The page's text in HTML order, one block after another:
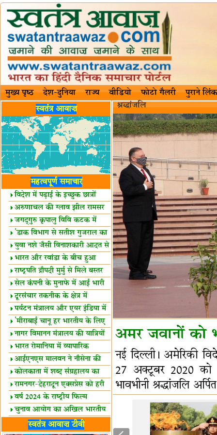
मुख्य पृष्ठ देश-दुनिया राज्य वीडियो फोटो गैलरी पुराने लिंक
स्वतंत्र आवाज़
महत्वपूर्ण समाचार
विदेश में पढ़ाई के इच्छुक छात्रों
केलिए खुशखबरी!
अरुणाचल की ग्लाव झील रामसर
स्थल घोषित
जगद्गुरु कृपालु विवि कटक में
शैक्षिक सत्र शुरू
'डाक विभाग से सतीश गुजराल का
रिश्ता गहरा'
युवा नशे जैसी विनाशकारी आदत से
दूर रहें-मोदी
भारत और रवांडा के बीच हुआ
व्यापार विस्तार
राष्ट्रपति द्रौपदी मुर्मु से मिले बस्तर
के प्रतिनिधि
सेल कंपनी के मुनाफे में आई भारी
उछाल!
दूरसंचार तकनीक के क्षेत्र में
उत्कृष्टता पुरस्कार
पर्यटन मंत्रालय और एयर इंडिया में
समझौता
'मीराबाई चानू हर भारतीय के लिए
प्रेरणा'
नागर विमानन मंत्रालय की यात्रियों
को सलाह
भारत रोमानिया में व्यापारिक
साझेदारियां
आईएनएस मालवन ने नौसेना की
ताकत बढ़ाई
कोलकाता में शब्द संग्रहालय का
उद्घाटन
रामनगर-देहरादून एक्सप्रेस को हरी
झंडीवर्ष 2024 के राष्ट्रीय फिल्म
पुरस्कारों की घोषणा
चुनाव आयोग का अखिल भारतीय
मीडिया सम्मेलन
भारत में केवड़े का अस्तित्‍व 24
स्वतंत्र आवाज़ टीवी
श्रद्धांजलि
अमर जवानों को
नई दिल्ली। अमेरिकी
27 अक्टूबर 2020 को
भावभीनी श्रद्धांजलि